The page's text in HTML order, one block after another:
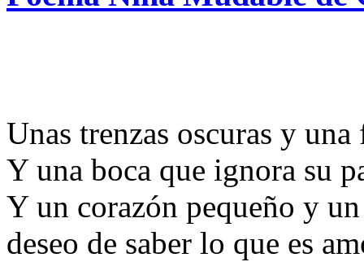
Unas trenzas oscuras y
Y una boca que ignora su
Y un corazón pequeño y
deseo de saber lo que es